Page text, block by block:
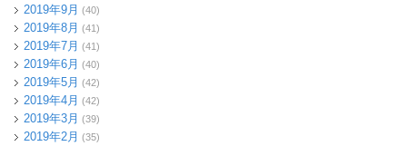
2019年9月 (40)
2019年8月 (41)
2019年7月 (41)
2019年6月 (40)
2019年5月 (42)
2019年4月 (42)
2019年3月 (39)
2019年2月 (35)